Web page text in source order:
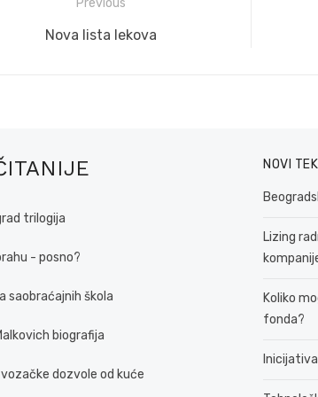
Previous
Previous
Nova lista lekova
trilogija
- posno?
saobraćajnih škola
biografija
dozvole od kuće
NOVI
Lizing
Koliko
fonda?